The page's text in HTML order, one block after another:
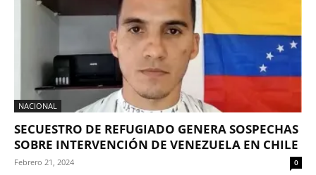
NACIONAL
SECUESTRO DE REFUGIADO GENERA SOSPECHAS
SOBRE INTERVENCIÓN DE VENEZUELA EN CHILE
Febrero 21, 2024 0